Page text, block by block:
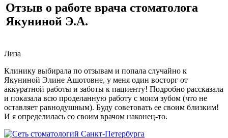
клиники
Отзыв о работе врача стоматолога
Якуниной Э.А.
Лиза
Клинику выбирала по отзывам и попала случайно к
Якуниной Элине Ашотовне, у меня один восторг от
аккуратной работы и заботы к пациенту! Подробно рассказала
и показала всю проделанную работу с моим зубом (что не
оставляет равнодушным). Буду советовать ее своим близким!
И я определилась со своим врачом наконец-то.